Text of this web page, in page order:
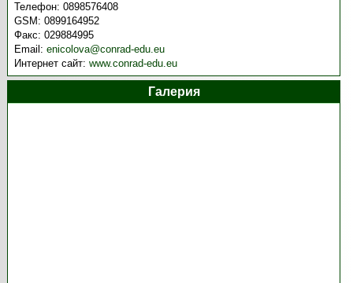
Телефон:0898576408
GSM:0899164952
Факс:029884995
Email:enicolova@conrad-edu.eu
Интернет сайт:www.conrad-edu.eu
Галерия